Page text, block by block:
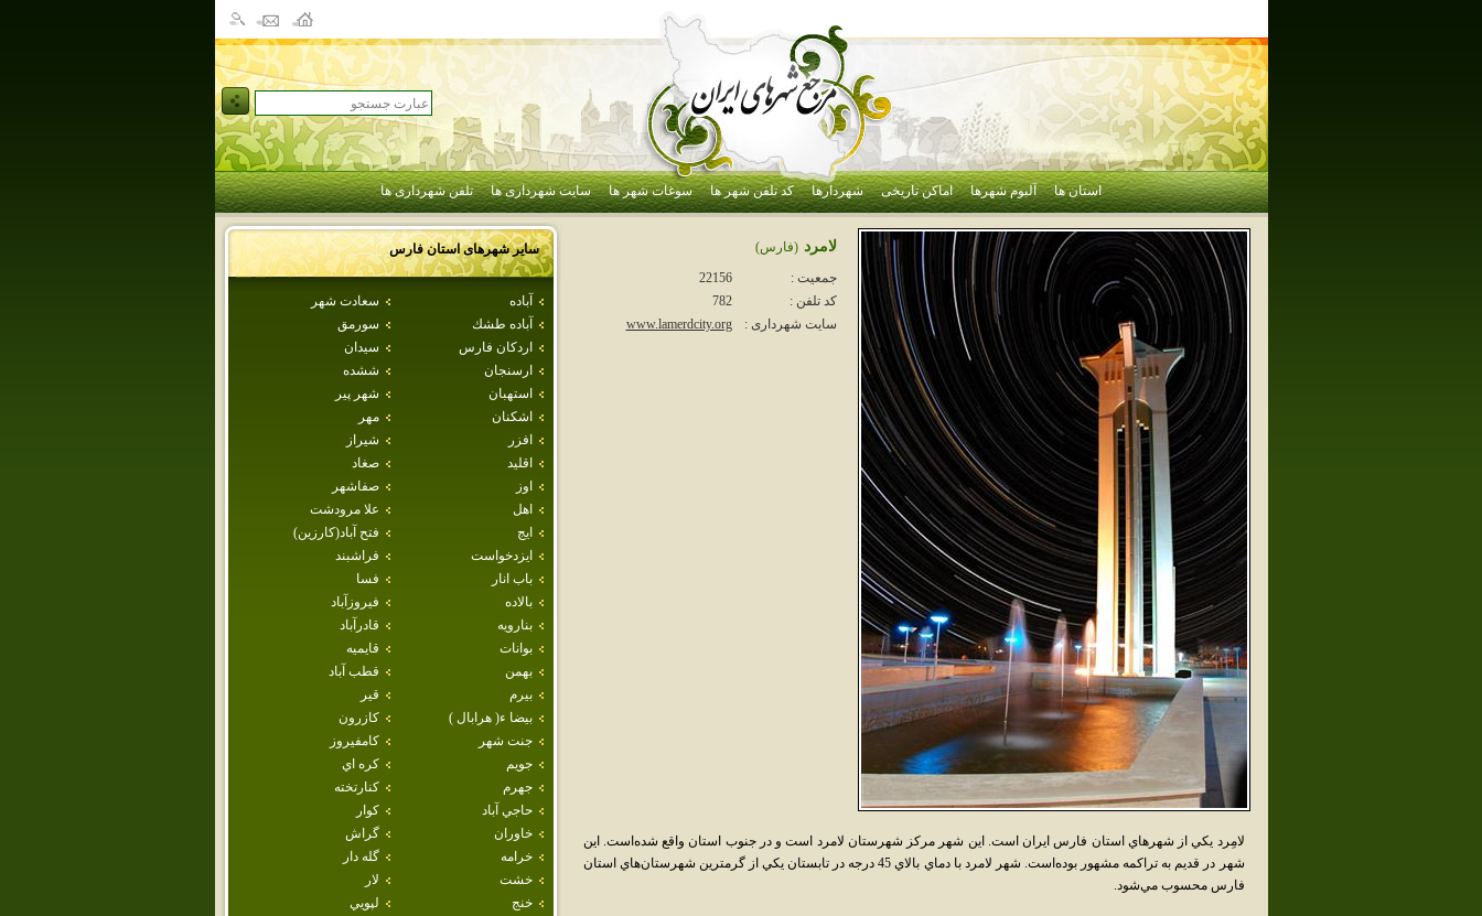
استان ها آلبوم شهرها اماکن تاریخی شهردارها کد تلفن شهر ها سوغات شهر ها سایت شهرداری ها تلفن شهرداری ها
سایر شهرهای استانفارس
آباده
سعادت شهر
آباده طشك
سورمق
اردكان فارس
سيدان
ارسنجان
ششده
استهبان
شهر پير
اشكنان
مهر
افزر
شيراز
اقليد
صغاد
اوز
صفاشهر
اهل
علا مرودشت
ايج
فتح آباد(كارزين)
ايزدخواست
فراشبند
باب انار
فسا
بالاده
فيروزآباد
بنارويه
قادرآباد
بوانات
قايميه
بهمن
قطب آباد
بيرم
قير
بيضا ء( هرابال )
كازرون
جنت شهر
كامفيروز
جويم
كره اي
جهرم
كنارتخته
حاجي آباد
كوار
خاوران
گراش
خرامه
گله دار
خشت
لار
خنج
لپويي
لامرد (فارس)
جمعیت :
22156
کد تلفن :
782
سایت شهرداری :
www.lamerdcity.org
لامِرد يکي از شهرهاي استان فارس ايران است. اين شهر مرکز شهرستان لامرد است و در جنوب استان واقع شده‌است. اين
شهر در قديم به تراکمه مشهور بوده‌است. شهر لامرد با دماي بالاي 45 درجه در تابستان يکي از گرمترين شهرستان‌هاي استان
فارس محسوب مي‌شود.